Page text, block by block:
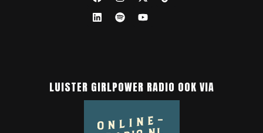
LUISTER GIRLPOWER RADIO OOK VIA